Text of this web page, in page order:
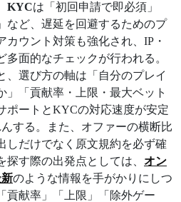
KYCは「初回申請で即必須」
など、遅延を回避するためのプ
カウント対策も強化され、IP・
面的なチェックが行われる。
、選び方の軸は「自分のプレイ
」「貢献率・上限・最大ベット
ポートとKYCの対応速度が安定
する。また、オファーの横断比
しだけでなく原文規約を必ず確
す際の出発点としては、 オン
のような情報を手がかりにしつ
貢献率」「上限」「除外ゲー